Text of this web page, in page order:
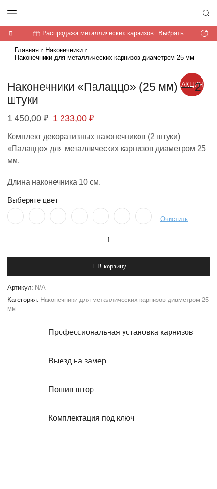
Распродажа металлических карнизов Выбрать
Главная
Наконечники
Наконечники для металлических карнизов диаметром 25 мм
АКЦИЯ
Наконечники «Палаццо» (25 мм) — 2
штуки
1 450,00₽ Первоначальная
составляла
1 233,00 ₽
1
Комплект декоративных наконечников (2 штуки)
«Палаццо» для металлических карнизов диаметром 25
мм.
Длина наконечника 10 см.
Выберите цвет
Очистить
товара
(25
мм)
штуки
В корзину
Артикул: N/A
Категория: Наконечники для металлических карнизов диаметром 25
мм
Профессиональная установка карнизов
Выезд на замер
Пошив штор
Комплектация под ключ